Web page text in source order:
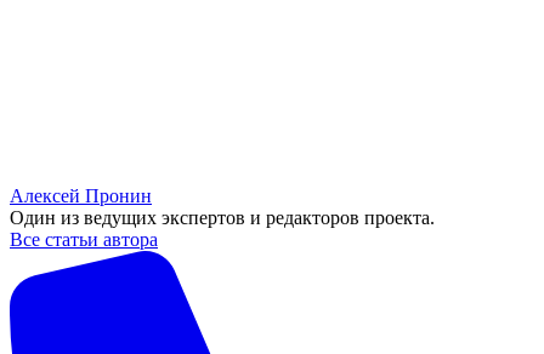
Алексей Пронин
Один из ведущих экспертов и редакторов проекта.
Все статьи автора